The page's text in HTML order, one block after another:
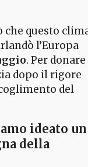
questo
l’Europa
. Per donare
dopo il rigore
del
ideato un
della